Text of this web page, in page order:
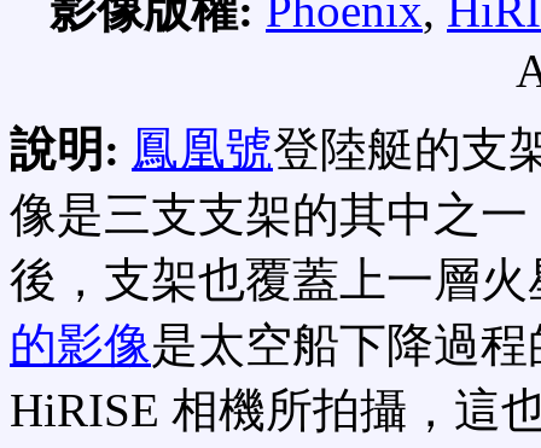
影像版權: Phoenix,
說明: 鳳凰號登陸艇的支
像是三支支架的其中之一
後，支架也覆蓋上一層
的影像是太空船下降過
HiRISE 相機所拍攝，這